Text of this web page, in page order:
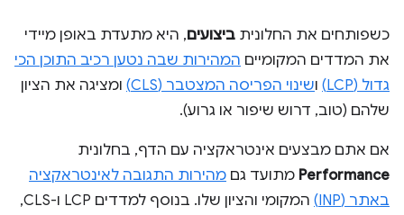
כשפותחים את החלונית ביצועים, היא מתעדת באופן מיידי
את המדדים המקומיים המהירות שבה נטען רכיב התוכן הכי
גדול (LCP)
ושינוי הפריסה המצטבר (CLS)
ומציגה את הציון
שלהם (טוב, דרוש שיפור או גרוע).
אם אתם מבצעים אינטראקציה עם הדף, בחלונית
Performance מתועד גם מהירות התגובה לאינטראקציה
באתר (INP)
המקומי והציון שלו. בנוסף למדדים LCP ו-CLS,